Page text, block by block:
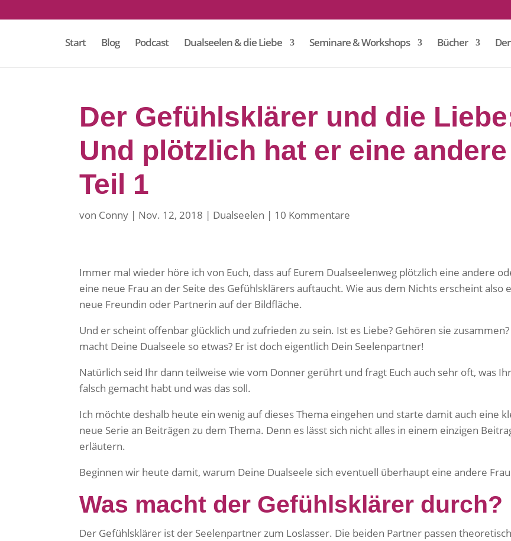
Start Blog Podcast Dualseelen & die Liebe Seminare & Workshops Bücher
Der Gefühlsklärer und die
Und plötzlich hat er eine
Teil 1
von Conny Nov. 12, 2018 Dualseelen 10 Kommentare
Immer mal wieder höre ich von Euch, dass auf Eurem Dualseelenweg plötzlich eine andere
eine neue Frau an der Seite des Gefühlsklärers auftaucht. Wie aus dem Nichts erscheint also
neue Freundin oder Partnerin auf der Bildfläche.
Und er scheint offenbar glücklich und zufrieden zu sein. Ist es Liebe? Gehören sie
macht Deine Dualseele so etwas? Er ist doch eigentlich Dein Seelenpartner!
Natürlich seid Ihr dann teilweise wie vom Donner gerührt und fragt Euch auch sehr oft, was
falsch gemacht habt und was das soll.
Ich möchte deshalb heute ein wenig auf dieses Thema eingehen und starte damit auch eine
neue Serie an Beiträgen zu dem Thema. Denn es lässt sich nicht alles in einem einzigen
erläutern.
Beginnen wir heute damit, warum Deine Dualseele sich eventuell überhaupt eine andere
Was macht der Gefühlsklärer durch?
Der Gefühlsklärer ist der Seelenpartner zum Loslasser. Die beiden Partner passen theoretisch